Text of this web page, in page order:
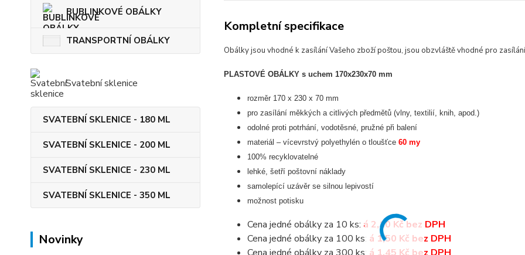
BUBLINKOVÉ OBÁLKY
TRANSPORTNÍ OBÁLKY
Svatební sklenice
SVATEBNÍ SKLENICE - 180 ML
SVATEBNÍ SKLENICE - 200 ML
SVATEBNÍ SKLENICE - 230 ML
SVATEBNÍ SKLENICE - 350 ML
Novinky
Kompletní specifikace
Obálky jsou vhodné k zasílání Vašeho zboží poštou, jsou obzvláště vhodné pro
PLASTOVÉ OBÁLKY s uchem 170x230x70 mm
rozměr 170 x 230 x 70 mm
pro zasílání měkkých a citlivých předmětů (vlny, textilií, knih, apod.)
odolné proti potrhání, vodotěsné, pružné při balení
materiál – vícevrstvý polyethylén o tloušťce 60 my
100% recyklovatelné
lehké, šetří poštovní náklady
samolepící uzávěr se silnou lepivostí
možnost potisku
Cena jedné obálky za 10 ks: á 2,10 Kč bez DPH
Cena jedné obálky za 100 ks: á 1,50 Kč bez DPH